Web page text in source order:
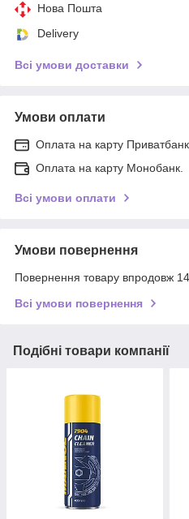
Нова Пошта
Delivery
Всі умови доставки
Умови оплати
Оплата на карту
Оплата на карту Монобанк.
Всі умови оплати
Умови повернення
Повернення товару впродовж
Всі умови повернення
Подібні товари компанії